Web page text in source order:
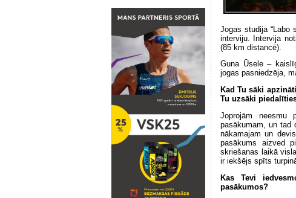
Jogas studija “Labo
interviju. Intervija
(85 km distancē).
Guna Ūsele –
jogas pasniedzēja,
Kad Tu sāki
Tu uzsāki
Joprojām neesmu
pasākumam, un tad
nākamajam un
pasākums aizved
skriešanas laikā
ir iekšējs spīts
Kas Tevi
pasākumos?